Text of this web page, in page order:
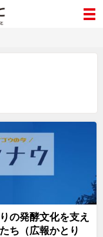
の発酵文化を支え
ち（広報かとり